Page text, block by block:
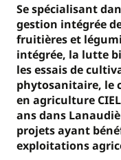
Se spécialisant
gestion intégrée
fruitières et
intégrée, la lutte
les essais de
phytosanitaire, le
en agriculture
ans dans
projets ayant
exploitations